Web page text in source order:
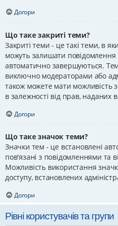
Догори
Що таке закриті теми?
Закриті теми - це такі теми, в
можуть залишати повідомлення
автоматично завершуються.
виключно модераторами або
також можете мати можливість
в залежності від прав, наданих
Догори
Що таке значок теми?
Значки тем - це встановлені
пов'язані з повідомленнями та
Можливість використання
доступу, встановлених
Догори
Рівні користувачів та групи